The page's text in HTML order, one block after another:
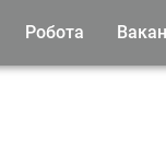
Робота